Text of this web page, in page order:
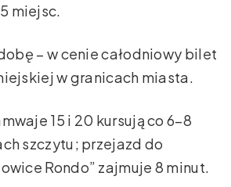
miejsc.
– w cenie całodniowy bilet
w granicach miasta.
15 i 20 kursują co 6–8
szczytu; przejazd do
Rondo” zajmuje 8 minut.